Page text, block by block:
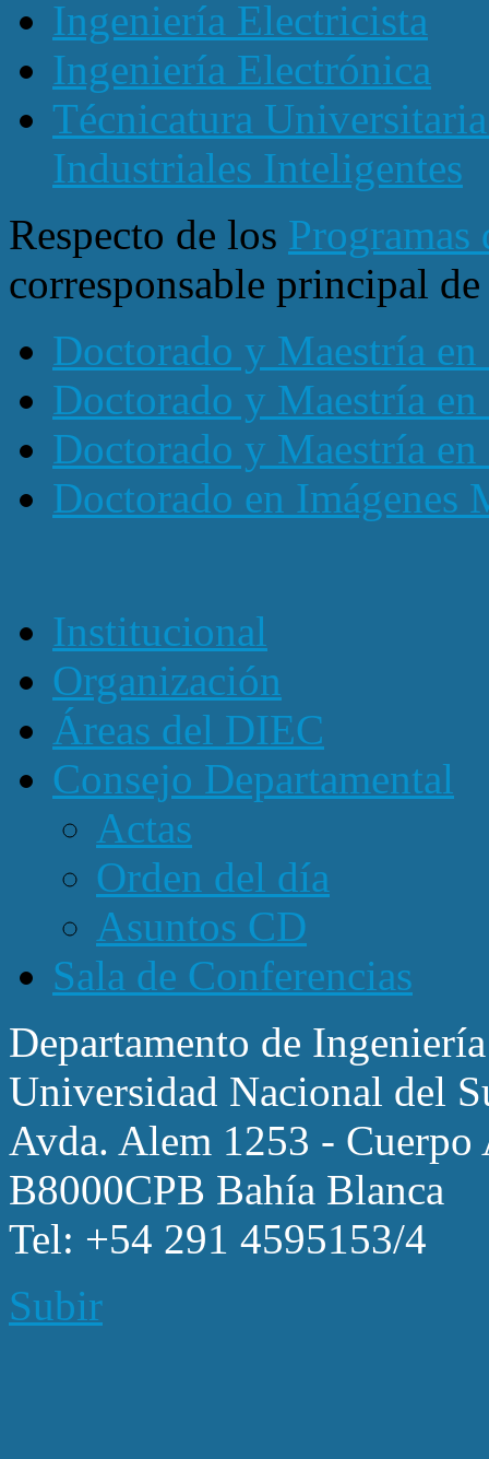
Ingeniería Electricista
Ingeniería Electrónica
Técnicatura
Industriales Inteligentes
Respecto de los Programas
corresponsable principal de
Doctorado y Maestría
Doctorado y Maestría
Doctorado y Maestría
Doctorado en Imágenes
Institucional
Organización
Áreas del DIEC
Consejo Departamental
Actas
Orden del día
Asuntos CD
Sala de Conferencias
Departamento de
Universidad Nacional del
Avda. Alem 1253 - Cuerpo
B8000CPB Bahía Blanca
Tel: +54 291 4595153/4
Subir